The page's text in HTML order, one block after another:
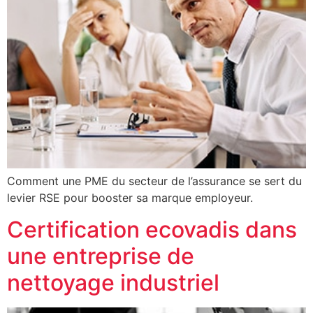
Comment une PME du secteur de l’assurance se sert du
levier RSE pour booster sa marque employeur.
Certification ecovadis dans
une entreprise de
nettoyage industriel